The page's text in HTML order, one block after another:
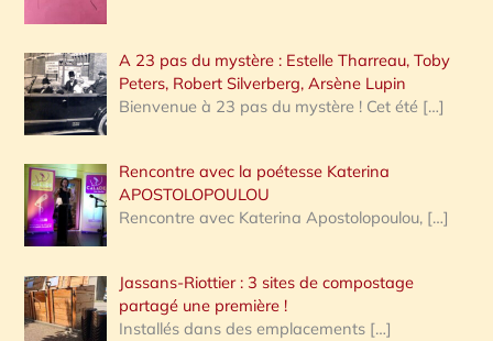
A 23 pas du mystère : Estelle Tharreau, Toby
Peters, Robert Silverberg, Arsène Lupin
Bienvenue à 23 pas du mystère ! Cet été […]
Rencontre avec la poétesse Katerina
APOSTOLOPOULOU
Rencontre avec Katerina Apostolopoulou, […]
Jassans-Riottier : 3 sites de compostage
partagé une première !
Installés dans des emplacements […]